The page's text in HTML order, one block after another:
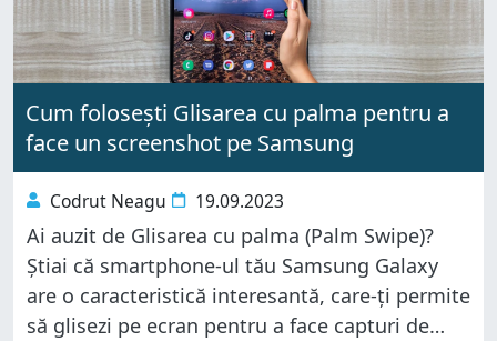
Cum folosești Glisarea cu palma pentru a
face un screenshot pe Samsung
Codrut Neagu 19.09.2023
Ai auzit de Glisarea cu palma (Palm Swipe)?
Știai că smartphone-ul tău Samsung Galaxy
are o caracteristică interesantă, care-ți permite
să glisezi pe ecran pentru a face capturi de